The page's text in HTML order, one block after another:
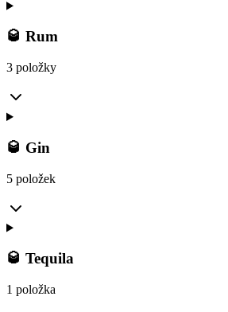
🥃 Rum
3 položky
🥃 Gin
5 položek
🥃 Tequila
1 položka